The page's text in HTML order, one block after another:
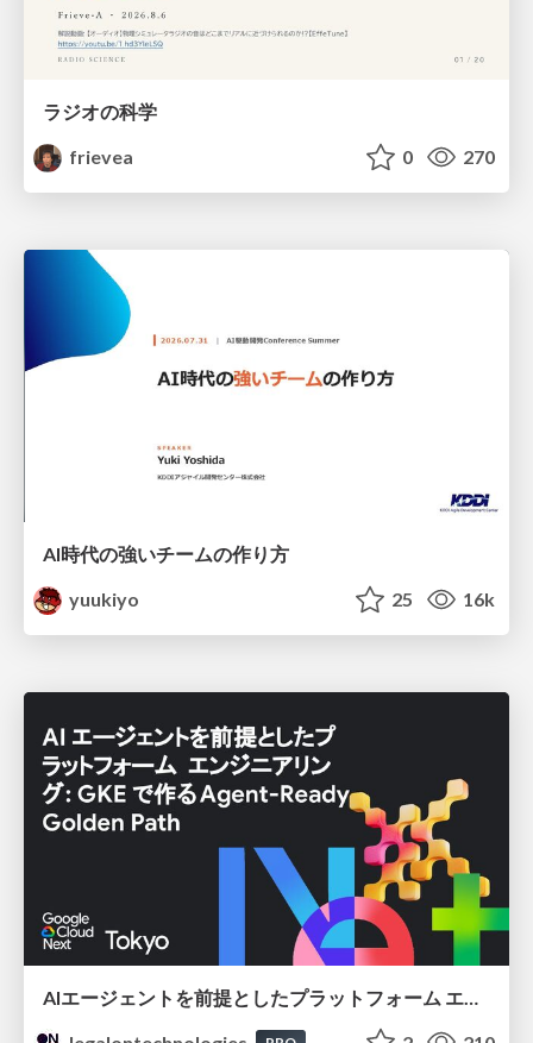
ラジオの科学
frievea
0 270
AI時代の強いチームの作り方
yuukiyo
25 16k